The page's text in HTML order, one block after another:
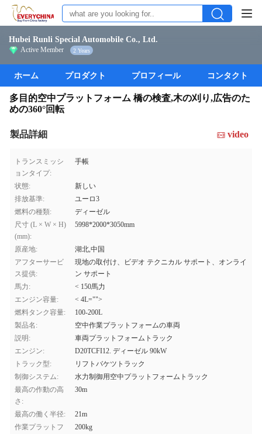
Hubei Runli Special Automobile Co., Ltd.
Active Member 2 Years
ホーム プロダクト プロフィール コンタクト
多目的空中プラットフォーム 橋の検査,木の刈り,広告のた
めの360°回転
製品詳細 video
トランスミッシ
ョンタイプ:
手帳
状態:
新しい
排放基準:
ユーロ3
燃料の種類:
ディーゼル
尺寸 (L × W × H)
(mm):
5998*2000*3050mm
原産地:
湖北,中国
アフターサービ
ス提供:
現地の取付け、ビデオ テクニカル サポート、オンライ
ン サポート
馬力:
< 150馬力
エンジン容量:
< 4L="">
燃料タンク容量:
100-200L
製品名:
空中作業プラットフォームの車両
説明:
車両プラットフォームトラック
エンジン:
D20TCFI12. ディーゼル 90kW
トラック型:
リフトバケツトラック
制御システム:
水力制御用空中プラットフォームトラック
最高の作動の高
さ:
30m
最高の働く半径:
21m
作業プラットフ
200kg